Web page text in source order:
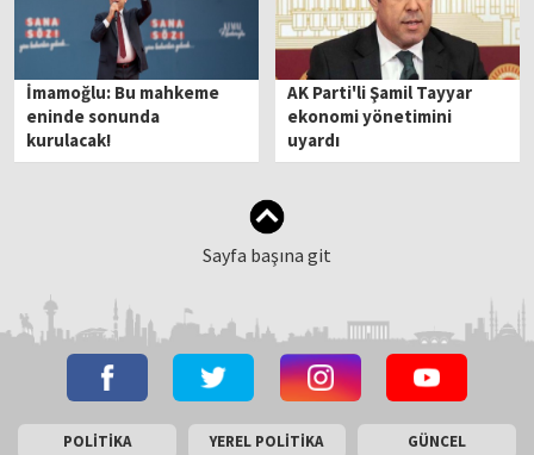
İmamoğlu: Bu mahkeme
eninde sonunda
kurulacak!
AK Parti'li Şamil Tayyar
ekonomi yönetimini
uyardı
Sayfa başına git
POLİTİKA YEREL POLİTİKA GÜNCEL